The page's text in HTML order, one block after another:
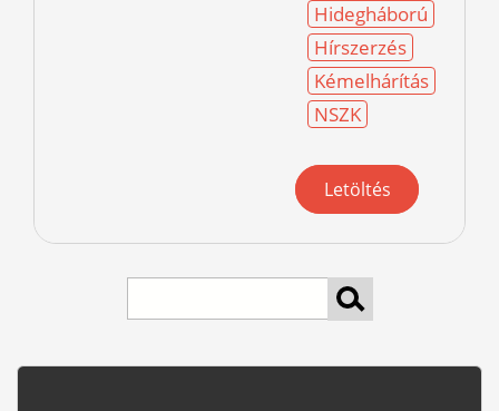
Hidegháború
Hírszerzés
Kémelhárítás
NSZK
Letöltés